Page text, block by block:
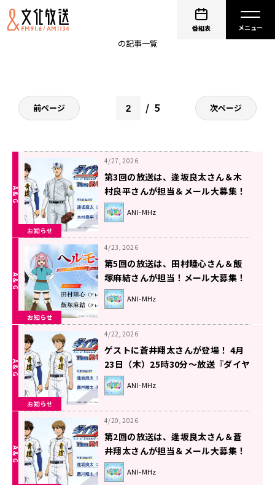
番組表
の記事一覧
前ページ 5 次ページ
お知らせ
4/27, 2026
第3回の放送は、逢坂良太さん＆木
村良平さんが担当＆メール大募集！
『ダイヤのA The RADIO actⅡ』
ANI-MHz
お知らせ
4/23, 2026
第5回の放送は、田村睦心さん＆飯
塚麻結さんが担当！メール大募集！
『ラジオ「ヘルモード」～おしゃべ
り好きのパーソナリティは廃設定の
ANI-MHz
お知らせ
4/22, 2026
ゲストに蒼井翔太さんが登場！ 4月
23日（木）25時30分～放送『ダイヤ
のA The RADIO actⅡ』
ANI-MHz
4/20, 2026
第2回の放送は、逢坂良太さん＆蒼
井翔太さんが担当＆メール大募集！
『ダイヤのA The RADIO actⅡ』
ANI-MHz